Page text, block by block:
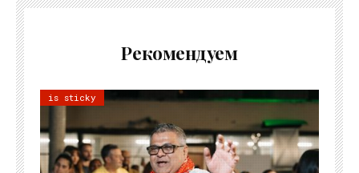
Рекомендуем
is sticky